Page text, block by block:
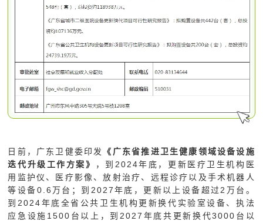
日前，广东卫健委印发
《广东省推进卫生健康领域设备设施
迭代升级工作方案》
，到2024年底，更新医疗卫生机构医
用监护仪、医疗影像、放射治疗、远程诊疗以及手术机器人
等设备0.6万台；到2027年底，更新以上设备超过2万台。
到2024年底全省公共卫生机构更新换代实验室设备、执法
应急设施1500台以上，到2027年底共更新换代3000台以